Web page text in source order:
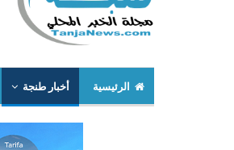
الرئيسية أخبار طنجة